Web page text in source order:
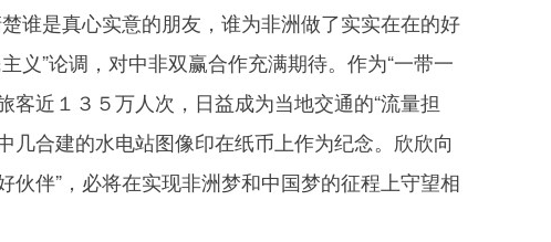
谁是真心实意的朋友，谁为非洲做了实实在在的好
义”论调，对中非双赢合作充满期待。作为“一带一
近１３５万人次，日益成为当地交通的“流量担
几合建的水电站图像印在纸币上作为纪念。欣欣向
伴”，必将在实现非洲梦和中国梦的征程上守望相